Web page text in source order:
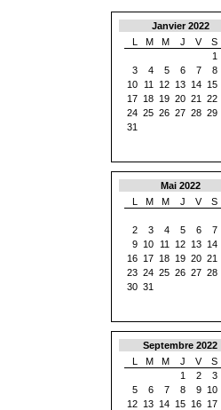
Janvier 2022
L
M M J V S
1
3
4 5 6 7 8
10
11 12 13 14 15
17 18 19 20 21 22
24 25 26 27 28 29
31
Mai 2022
L
M M J V S
2
3 4 5 6 7
9 10 11 12 13 14
16 17 18 19 20 21
23 24 25 26 27 28
30 31
Septembre 2022
L
M M J V S
1
2 3
5
6 7 8 9 10
12 13 14 15 16 17